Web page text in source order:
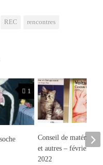
REC rencontres
1
Conseil de matériel,
et autres – février &
2022